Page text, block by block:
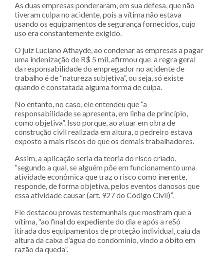
As duas empresas ponderaram, em sua defesa, que não
tiveram culpa no acidente, pois a vítima não estava
usando os equipamentos de segurança fornecidos, cujo
uso era constantemente exigido.
O juiz Luciano Athayde, ao condenar as empresas a pagar
uma indenização de R$ 5 mil, afirmou que a regra geral
da responsabilidade do empregador no acidente de
trabalho é de “natureza subjetiva”, ou seja, só existe
quando é constatada alguma forma de culpa.
No entanto, no caso, ele entendeu que “a
responsabilidade se apresenta, em linha de princípio,
como objetiva”. Isso porque, ao atuar em obra de
construção civil realizada em altura, o pedreiro estava
exposto a mais riscos do que os demais trabalhadores.
Assim, a aplicação seria da teoria do risco criado,
“segundo a qual, se alguém põe em funcionamento uma
atividade econômica que traz o risco como inerente,
responde, de forma objetiva, pelos eventos danosos que
essa atividade causar (art. 927 do Código Civil)”.
Ele destacou provas testemunhais que mostram que a
vítima, “ao final do expediente do dia e após a reSó
itirada dos equipamentos de proteção individual, caiu da
altura da caixa d’água do condomínio, vindo a óbito em
razão da queda”.